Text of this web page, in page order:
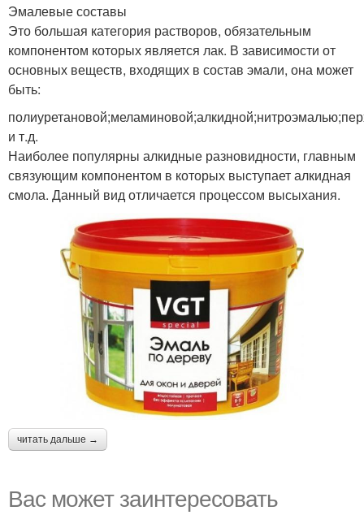
Эмалевые составы
Это большая категория растворов, обязательным
компонентом которых является лак. В зависимости от
основных веществ, входящих в состав эмали, она может
быть:
и т.д.
Наиболее популярны алкидные разновидности, главным
связующим компонентом в которых выступает алкидная
смола. Данный вид отличается процессом высыхания.
читать дальше →
Вас может заинтересовать